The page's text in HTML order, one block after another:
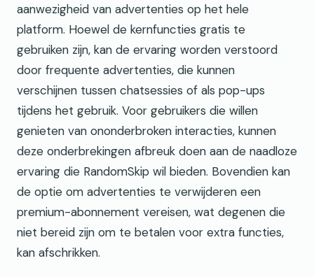
aanwezigheid van advertenties op het hele
platform. Hoewel de kernfuncties gratis te
gebruiken zijn, kan de ervaring worden verstoord
door frequente advertenties, die kunnen
verschijnen tussen chatsessies of als pop-ups
tijdens het gebruik. Voor gebruikers die willen
genieten van ononderbroken interacties, kunnen
deze onderbrekingen afbreuk doen aan de naadloze
ervaring die RandomSkip wil bieden. Bovendien kan
de optie om advertenties te verwijderen een
premium-abonnement vereisen, wat degenen die
niet bereid zijn om te betalen voor extra functies,
kan afschrikken.